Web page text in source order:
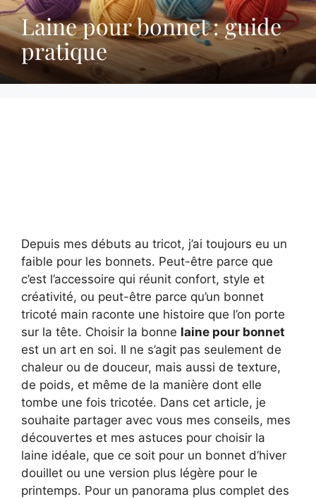
Laine pour bonnet : guide
pratique
Depuis mes débuts au tricot, j’ai toujours eu un
faible pour les bonnets. Peut-être parce que
c’est l’accessoire qui réunit confort, style et
créativité, ou peut-être parce qu’un bonnet
tricoté main raconte une histoire que l’on porte
sur la tête. Choisir la bonne laine pour bonnet
est un art en soi. Il ne s’agit pas seulement de
chaleur ou de douceur, mais aussi de texture,
de poids, et même de la manière dont elle
tombe une fois tricotée. Dans cet article, je
souhaite partager avec vous mes conseils, mes
découvertes et mes astuces pour choisir la
laine idéale, que ce soit pour un bonnet d’hiver
douillet ou une version plus légère pour le
printemps. Pour un panorama plus complet des